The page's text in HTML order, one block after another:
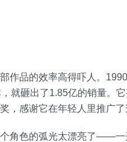
作品的效率高得吓人。
就砸出了1.85亿的销量。
，感谢它在年轻人里推广了
角色的弧光太漂亮了——一